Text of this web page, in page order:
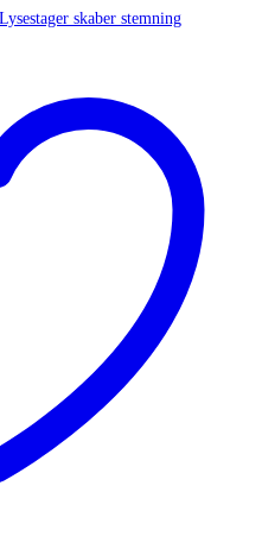
Lysestager skaber stemning